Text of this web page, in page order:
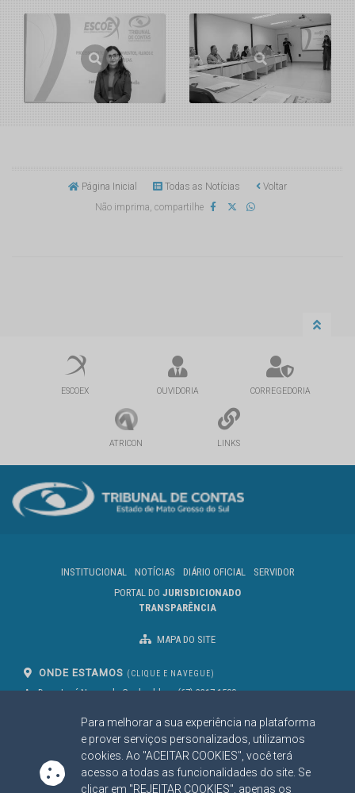
Para melhorar a sua experiência na plataforma
e prover serviços personalizados, utilizamos
cookies. Ao "ACEITAR COOKIES", você terá
acesso a todas as funcionalidades do site. Se
clicar em "REJEITAR COOKIES", apenas os
Página Inicial Todas as Notícias
Voltar
Não imprima, compartilhe
ESCOEX OUVIDORIA CORREGEDORIA
ATRICON LINKS
INSTITUCIONAL NOTÍCIAS DIÁRIO OFICIAL
SERVIDOR
PORTAL DO JURISDICIONADO
TRANSPARÊNCIA
MAPA DO SITE
ONDE ESTAMOS (CLIQUE E NAVEGUE)
Av. Des. José Nunes da Cunha, bloco
Campo Grande/MS
CEP: 79031-310
(67) 3317-1500
SIGA NOSSAS REDES SOCIAIS